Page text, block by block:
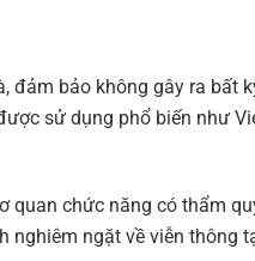
đảm bảo không gây ra bất
sử dụng phổ biến như
chức năng có thẩm
nghiêm ngặt về viễn thông